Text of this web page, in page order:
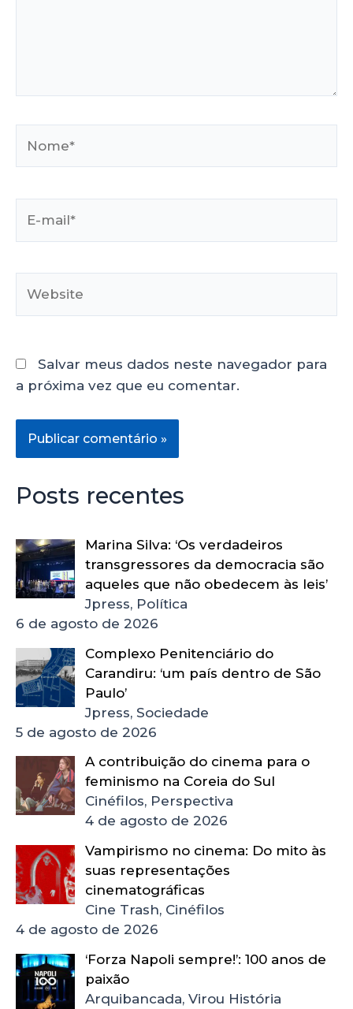
Salvar meus dados neste navegador para
a próxima vez que eu comentar.
Posts recentes
Marina Silva: ‘Os verdadeiros
transgressores da democracia são
aqueles que não obedecem às leis’
Jpress, Política
6 de agosto de 2026
Complexo Penitenciário do
Carandiru: ‘um país dentro de São
Paulo’
Jpress, Sociedade
5 de agosto de 2026
A contribuição do cinema para o
feminismo na Coreia do Sul
Cinéfilos, Perspectiva
4 de agosto de 2026
Vampirismo no cinema: Do mito às
suas representações
cinematográficas
Cine Trash, Cinéfilos
4 de agosto de 2026
‘Forza Napoli sempre!’: 100 anos de
paixão
Arquibancada, Virou História